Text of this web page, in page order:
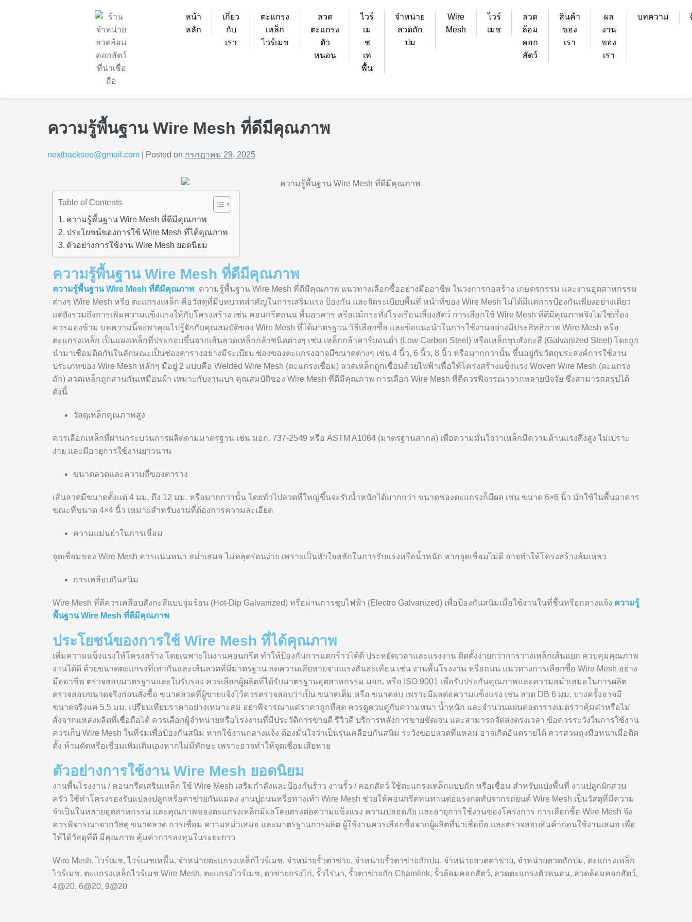
หน้า
หลัก
เกี่ยว
กับ
เรา
ตะแกรง
เหล็ก
ไวร์เมช
ลวด
ตะแกรง
ตัว
หนอน
ไวร์
เม
ช
เท
พื้น
จำหน่าย
ลวดถัก
ปม
Wire
Mesh
ไวร์
เมช
ลวด
ล้อม
คอก
สัตว์
สินค้า
ของ
เรา
ผล
งาน
ของ
เรา
บทความ
ความรู้พื้นฐาน Wire Mesh ที่ดีมีคุณภาพ
nextbackseo@gmail.com Posted on กรกฎาคม 29, 2025
Table of Contents
ความรู้พื้นฐาน Wire Mesh ที่ดีมีคุณภาพ
ประโยชน์ของการใช้ Wire Mesh ที่ได้คุณภาพ
ตัวอย่างการใช้งาน Wire Mesh ยอดนิยม
ความรู้พื้นฐาน Wire Mesh ที่ดีมีคุณภาพ
ความรู้พื้นฐาน Wire Mesh ที่ดีมีคุณภาพ ความรู้พื้นฐาน Wire Mesh ที่ดีมีคุณภาพ แนวทางเลือกซื้ออย่างมืออาชีพ ในวงการก่อสร้าง เกษตรกรรม และงานอุตสาหกรรม
ต่างๆ Wire Mesh หรือ ตะแกรงเหล็ก คือวัสดุที่มีบทบาทสำคัญในการเสริมแรง ป้องกัน และจัดระเบียบพื้นที่ หน้าที่ของ Wire Mesh ไม่ได้มีแค่การป้องกันเพียงอย่างเดียว
แต่ยังรวมถึงการเพิ่มความแข็งแรงให้กับโครงสร้าง เช่น คอนกรีตถนน พื้นอาคาร หรือแม้กระทั่งโรงเรือนเลี้ยงสัตว์ การเลือกใช้ Wire Mesh ที่ดีมีคุณภาพจึงไม่ใช่เรื่อง
ควรมองข้าม บทความนี้จะพาคุณไปรู้จักกับคุณสมบัติของ Wire Mesh ที่ได้มาตรฐาน วิธีเลือกซื้อ และข้อแนะนำในการใช้งานอย่างมีประสิทธิภาพ Wire Mesh หรือ
ตะแกรงเหล็ก เป็นแผงเหล็กที่ประกอบขึ้นจากเส้นลวดเหล็กกล้าชนิดต่างๆ เช่น เหล็กกล้าคาร์บอนต่ำ (Low Carbon Steel) หรือเหล็กชุบสังกะสี (Galvanized Steel) โดยถูก
นำมาเชื่อมติดกันในลักษณะเป็นช่องตารางอย่างมีระเบียบ ช่องของตะแกรงอาจมีขนาดต่างๆ เช่น 4 นิ้ว, 6 นิ้ว, 8 นิ้ว หรือมากกว่านั้น ขึ้นอยู่กับวัตถุประสงค์การใช้งาน
ประเภทของ Wire Mesh หลักๆ มีอยู่ 2 แบบคือ Welded Wire Mesh (ตะแกรงเชื่อม) ลวดเหล็กถูกเชื่อมด้วยไฟฟ้าเพื่อให้โครงสร้างแข็งแรง Woven Wire Mesh (ตะแกรง
ถัก) ลวดเหล็กถูกสานกันเหมือนผ้า เหมาะกับงานเบา คุณสมบัติของ Wire Mesh ที่ดีมีคุณภาพ การเลือก Wire Mesh ที่ดีควรพิจารณาจากหลายปัจจัย ซึ่งสามารถสรุปได้
ดังนี้
วัสดุเหล็กคุณภาพสูง
ควรเลือกเหล็กที่ผ่านกระบวนการผลิตตามมาตรฐาน เช่น มอก. 737-2549 หรือ ASTM A1064 (มาตรฐานสากล) เพื่อความมั่นใจว่าเหล็กมีความต้านแรงดึงสูง ไม่เปราะ
ง่าย และมีอายุการใช้งานยาวนาน
ขนาดลวดและความถี่ของตาราง
เส้นลวดมีขนาดตั้งแต่ 4 มม. ถึง 12 มม. หรือมากกว่านั้น โดยทั่วไปลวดที่ใหญ่ขึ้นจะรับน้ำหนักได้มากกว่า ขนาดช่องตะแกรงก็มีผล เช่น ขนาด 6×6 นิ้ว มักใช้ในพื้นอาคาร
ขณะที่ขนาด 4×4 นิ้ว เหมาะสำหรับงานที่ต้องการความละเอียด
ความแม่นยำในการเชื่อม
จุดเชื่อมของ Wire Mesh ควรแน่นหนา สม่ำเสมอ ไม่หลุดร่อนง่าย เพราะเป็นหัวใจหลักในการรับแรงหรือน้ำหนัก หากจุดเชื่อมไม่ดี อาจทำให้โครงสร้างล้มเหลว
การเคลือบกันสนิม
Wire Mesh ที่ดีควรเคลือบสังกะสีแบบจุ่มร้อน (Hot-Dip Galvanized) หรือผ่านการชุบไฟฟ้า (Electro Galvanized) เพื่อป้องกันสนิมเมื่อใช้งานในที่ชื้นหรือกลางแจ้ง ความรู้
พื้นฐาน Wire Mesh ที่ดีมีคุณภาพ
ประโยชน์ของการใช้ Wire Mesh ที่ได้คุณภาพ
เพิ่มความแข็งแรงให้โครงสร้าง โดยเฉพาะในงานคอนกรีต ทำให้ป้องกันการแตกร้าวได้ดี ประหยัดเวลาและแรงงาน ติดตั้งง่ายกว่าการวางเหล็กเส้นแยก ควบคุมคุณภาพ
งานได้ดี ด้วยขนาดตะแกรงที่เท่ากันและเส้นลวดที่มีมาตรฐาน ลดความเสียหายจากแรงสั่นสะเทือน เช่น งานพื้นโรงงาน หรือถนน แนวทางการเลือกซื้อ Wire Mesh อย่าง
มืออาชีพ ตรวจสอบมาตรฐานและใบรับรอง ควรเลือกผู้ผลิตที่ได้รับมาตรฐานอุตสาหกรรม มอก. หรือ ISO 9001 เพื่อรับประกันคุณภาพและความสม่ำเสมอในการผลิต
ตรวจสอบขนาดจริงก่อนสั่งซื้อ ขนาดลวดที่ผู้ขายแจ้งไว้ควรตรวจสอบว่าเป็น ขนาดเต็ม หรือ ขนาดลบ เพราะมีผลต่อความแข็งแรง เช่น ลวด DB 6 มม. บางครั้งอาจมี
ขนาดจริงแค่ 5.5 มม. เปรียบเทียบราคาอย่างเหมาะสม อย่าพิจารณาแค่ราคาถูกที่สุด ควรดูควบคู่กับความหนา น้ำหนัก และจำนวนแผ่นต่อตารางเมตรว่าคุ้มค่าหรือไม่
สั่งจากแหล่งผลิตที่เชื่อถือได้ ควรเลือกผู้จำหน่ายหรือโรงงานที่มีประวัติการขายดี รีวิวดี บริการหลังการขายชัดเจน และสามารถจัดส่งตรงเวลา ข้อควรระวังในการใช้งาน
ควรเก็บ Wire Mesh ในที่ร่มเพื่อป้องกันสนิม หากใช้งานกลางแจ้ง ต้องมั่นใจว่าเป็นรุ่นเคลือบกันสนิม ระวังขอบลวดที่แหลม อาจเกิดอันตรายได้ ควรสวมถุงมือหนาเมื่อติด
ตั้ง ห้ามดัดหรือเชื่อมเพิ่มเติมเองหากไม่มีทักษะ เพราะอาจทำให้จุดเชื่อมเสียหาย
ตัวอย่างการใช้งาน Wire Mesh ยอดนิยม
งานพื้นโรงงาน / คอนกรีตเสริมเหล็ก ใช้ Wire Mesh เสริมกำลังและป้องกันร้าว งานรั้ว / คอกสัตว์ ใช้ตะแกรงเหล็กแบบถัก หรือเชื่อม สำหรับแบ่งพื้นที่ งานปลูกผักสวน
ครัว ใช้ทำโครงรองรับแปลงปลูกหรือตาข่ายกันแมลง งานปูถนนหรือทางเท้า Wire Mesh ช่วยให้คอนกรีตทนทานต่อแรงกดทับจากรถยนต์ Wire Mesh เป็นวัสดุที่มีความ
จำเป็นในหลายอุตสาหกรรม และคุณภาพของตะแกรงเหล็กมีผลโดยตรงต่อความแข็งแรง ความปลอดภัย และอายุการใช้งานของโครงการ การเลือกซื้อ Wire Mesh จึง
ควรพิจารณาจากวัสดุ ขนาดลวด การเชื่อม ความสม่ำเสมอ และมาตรฐานการผลิต ผู้ใช้งานควรเลือกซื้อจากผู้ผลิตที่น่าเชื่อถือ และตรวจสอบสินค้าก่อนใช้งานเสมอ เพื่อ
ให้ได้วัสดุที่ดี มีคุณภาพ คุ้มค่าการลงทุนในระยะยาว
Wire Mesh, ไวร์เมช, ไวร์เมชเทพื้น, จำหน่ายตะแกรงเหล็กไวร์เมช, จำหน่ายรั้วตาข่าย, จำหน่ายรั้วตาข่ายถักปม, จำหน่ายลวดตาข่าย, จำหน่ายลวดถักปม, ตะแกรงเหล็ก
ไวร์เมช, ตะแกรงเหล็กไวร์เมช Wire Mesh, ตะแกรงไวร์เมช, ตาข่ายกรงไก่, รั้วไร่นา, รั้วตาข่ายถัก Chainlink, รั้วล้อมคอกสัตว์, ลวดตะแกรงตัวหนอน, ลวดล้อมคอกสัตว์,
4@20, 6@20, 9@20